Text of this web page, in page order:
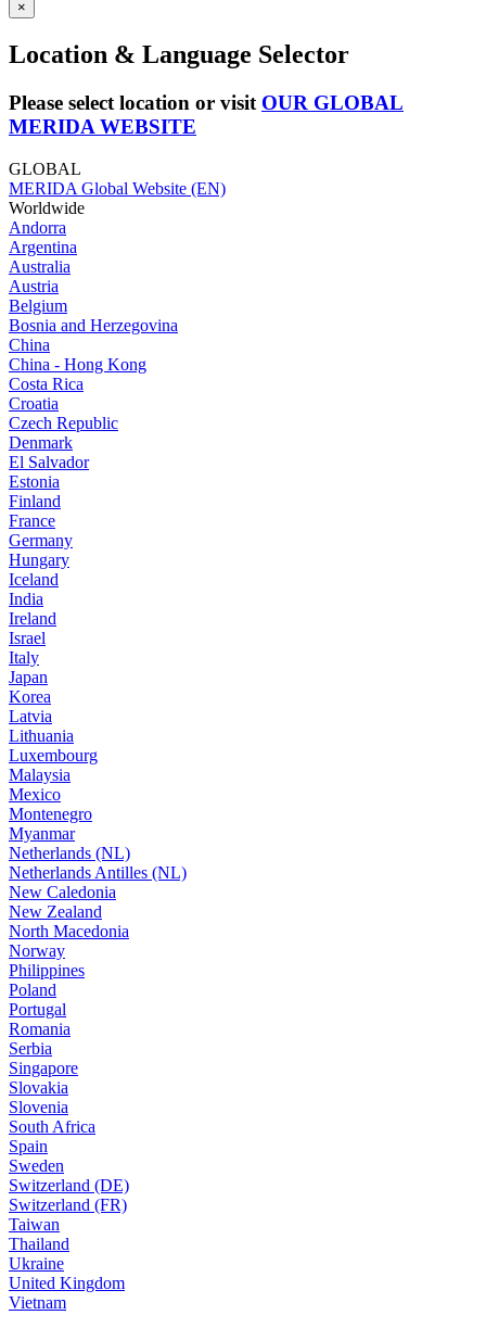
×
Location & Language Selector
Please select location or visit OUR GLOBAL
MERIDA WEBSITE
GLOBAL
MERIDA Global Website (EN)
Worldwide
Andorra
Argentina
Australia
Austria
Belgium
Bosnia and Herzegovina
China
China - Hong Kong
Costa Rica
Croatia
Czech Republic
Denmark
El Salvador
Estonia
Finland
France
Germany
Hungary
Iceland
India
Ireland
Israel
Italy
Japan
Korea
Latvia
Lithuania
Luxembourg
Malaysia
Mexico
Montenegro
Myanmar
Netherlands (NL)
Netherlands Antilles (NL)
New Caledonia
New Zealand
North Macedonia
Norway
Philippines
Poland
Portugal
Romania
Serbia
Singapore
Slovakia
Slovenia
South Africa
Spain
Sweden
Switzerland (DE)
Switzerland (FR)
Taiwan
Thailand
Ukraine
United Kingdom
Vietnam